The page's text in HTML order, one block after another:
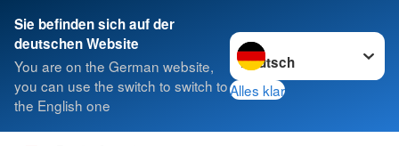
Sie befinden sich auf der
deutschen Website
You are on the German website,
you can use the switch to switch to
the English one
Sprache wechseln zu
Alles klar